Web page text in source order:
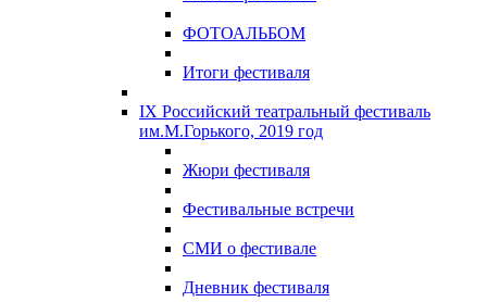
ФОТОАЛЬБОМ
Итоги фестиваля
IX Российский театральный фестиваль
им.М.Горького, 2019 год
Жюри фестиваля
Фестивальные встречи
СМИ о фестивале
Дневник фестиваля